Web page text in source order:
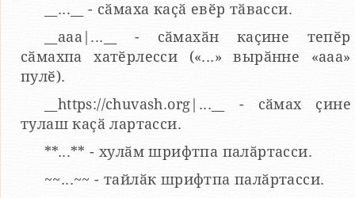
__...__ - сӑмаха каҫӑ евӗр тӑвасси.
__aaa|...__ - сӑмахӑн каҫине тепӗр
сӑмахпа хатӗрлесси («...» вырӑнне «ааа»
пулӗ).
__https://chuvash.org|...__ - сӑмах ҫине
тулаш каҫӑ лартасси.
**...** - хулӑм шрифтпа палӑртасси.
~~...~~ - тайлӑк шрифтпа палӑртасси.